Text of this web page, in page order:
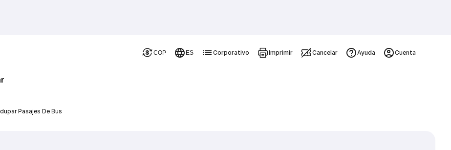
COP ES Corporativo Imprimir Cancelar Ayuda Cuenta
Pasajes De Bus